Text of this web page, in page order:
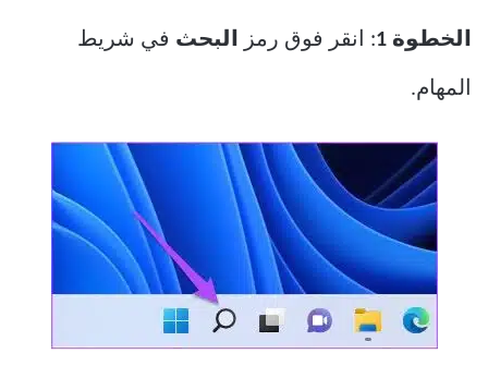
الخطوة 1 : انقر فوق رمز البحث في شريط
المهام.